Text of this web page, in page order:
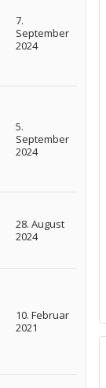
7.
September
2024
5.
September
2024
28. August
2024
10. Februar
2021